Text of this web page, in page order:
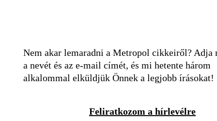
Nem akar lemaradni a Metropol cikkeiről? Adja
a nevét és az e-mail címét, és mi hetente három
alkalommal elküldjük Önnek a legjobb írásokat!
Feliratkozom a hírlevélre